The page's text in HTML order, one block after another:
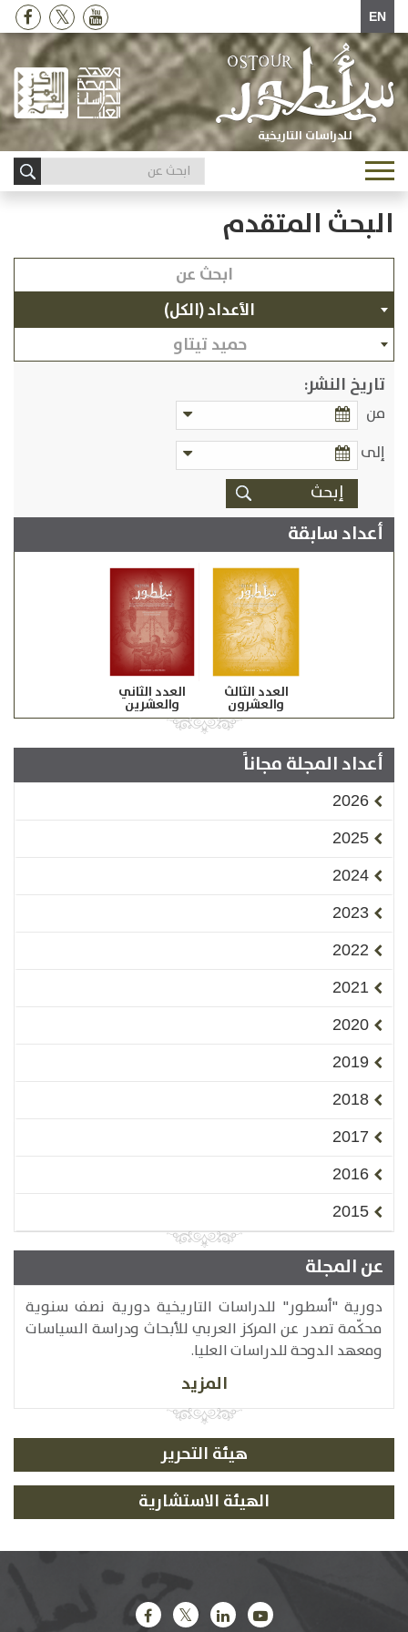
EN
للدراسات التاريخية
Toggle
navigation
البحث المتقدم
الأعداد (الكل)
حميد تيتاو
تاريخ النشر:
من
إلى
أعداد سابقة
العدد الثالث
والعشرون
العدد الثاني
والعشرين
أعداد المجلة مجاناً
2026
2025
2024
2023
2022
2021
2020
2019
2018
2017
2016
2015
عن المجلة
دورية "أسطور" للدراسات التاريخية دورية نصف سنوية
محكّمة تصدر عن المركز العربي للأبحاث ودراسة السياسات
ومعهد الدوحة للدراسات العليا.
المزيد
هيئة التحرير
الهيئة الاستشارية